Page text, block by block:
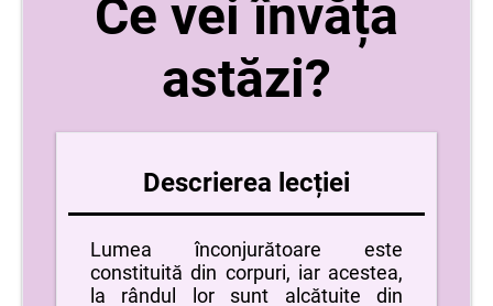
Ce vei învăța
astăzi?
Descrierea lecției
Lumea înconjurătoare este
constituită din corpuri, iar acestea,
la rândul lor sunt alcătuite din